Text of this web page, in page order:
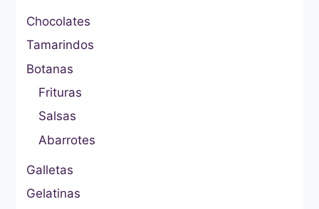
Chocolates
Tamarindos
Botanas
Frituras
Salsas
Abarrotes
Galletas
Gelatinas